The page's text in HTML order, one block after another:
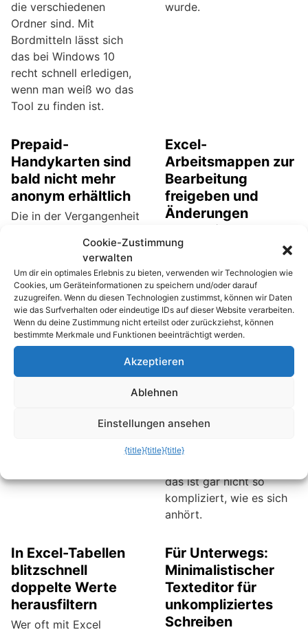
die verschiedenen
Ordner sind. Mit
Bordmitteln lässt sich
das bei Windows 10
recht schnell erledigen,
wenn man weiß wo das
Tool zu finden ist.
wurde.
Prepaid-
Handykarten sind
bald nicht mehr
anonym erhältlich
Die in der Vergangenheit
hat demnächst auch
Auswirkungen auf den
Verkauf von Prepaid-
Telefonkarten. Der Kauf
von Telefonkarten auf
Guthabenbasis wird ab
dem 01. Juli 2017
zeitaufwendiger.
Excel-
Arbeitsmappen zur
Bearbeitung
freigeben und
Änderungen
kontrollieren
Microsoft´s Office-
Programme sind für die
gemeinschaftliche
Bearbeitung von
Dokumenten ausgelegt.
Insbesondere gilt das für
das
Tabellenkalkulationsprog
können die Änderungen
Mitarbeiters
nachvollzogen und
das ist gar nicht so
kompliziert, wie es sich
anhört.
In Excel-Tabellen
blitzschnell
doppelte Werte
herausfiltern
Wer oft mit Excel
Für Unterwegs:
Minimalistischer
Texteditor für
unkompliziertes
Schreiben
Cookie-Zustimmung
verwalten
Um dir ein optimales Erlebnis zu bieten, verwenden wir Technologien wie
Cookies, um Geräteinformationen zu speichern und/oder darauf
zuzugreifen. Wenn du diesen Technologien zustimmst, können wir Daten
wie das Surfverhalten oder eindeutige IDs auf dieser Website verarbeiten.
Wenn du deine Zustimmung nicht erteilst oder zurückziehst, können
bestimmte Merkmale und Funktionen beeinträchtigt werden.
Akzeptieren
Ablehnen
Einstellungen ansehen
{title}{title}{title}